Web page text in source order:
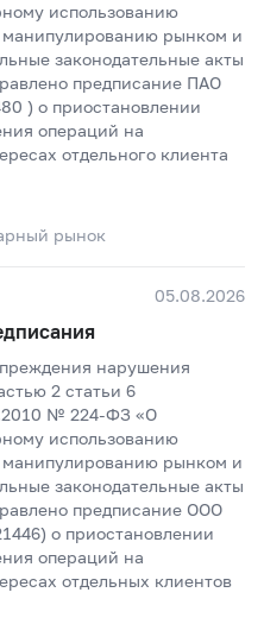
использованию
рынком и
законодательные акты
предписание ПАО
) о приостановлении
операций на
отдельного клиента
рынок
05.08.2026
нарушения
2 статьи 6
№ 224-ФЗ «О
использованию
рынком и
законодательные акты
предписание ООО
о приостановлении
операций на
отдельных клиентов